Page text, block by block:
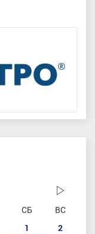
СБ
ВС
1
2